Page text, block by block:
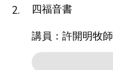
2.
四福音書
講員：許開明牧師